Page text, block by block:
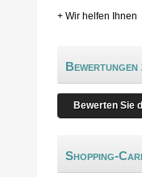
+ Wir helfen Ihnen
Bewerten Sie
Shopping-